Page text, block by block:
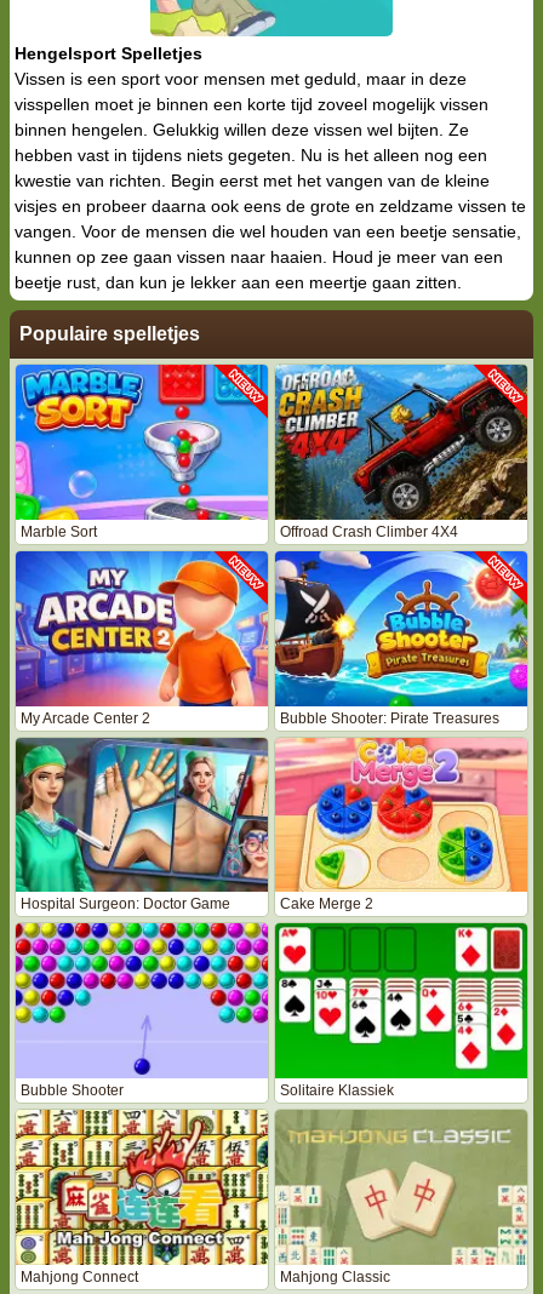
Hengelsport Spelletjes
Vissen is een sport voor mensen met geduld, maar in deze
visspellen moet je binnen een korte tijd zoveel mogelijk vissen
binnen hengelen. Gelukkig willen deze vissen wel bijten. Ze
hebben vast in tijdens niets gegeten. Nu is het alleen nog een
kwestie van richten. Begin eerst met het vangen van de kleine
visjes en probeer daarna ook eens de grote en zeldzame vissen te
vangen. Voor de mensen die wel houden van een beetje sensatie,
kunnen op zee gaan vissen naar haaien. Houd je meer van een
beetje rust, dan kun je lekker aan een meertje gaan zitten.
Populaire spelletjes
Marble Sort Offroad Crash Climber 4X4
My Arcade Center 2 Bubble Shooter: Pirate Treasures
Hospital Surgeon: Doctor Game Cake Merge 2
Bubble Shooter Solitaire Klassiek
Mahjong Connect Mahjong Classic